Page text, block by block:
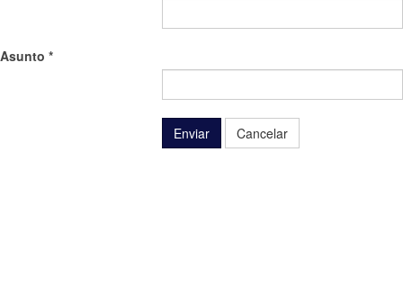
Asunto *
Enviar Cancelar